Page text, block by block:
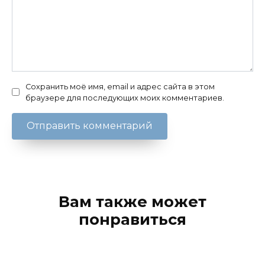
Сохранить моё имя, email и адрес сайта в этом
браузере для последующих моих комментариев.
Вам также может
понравиться